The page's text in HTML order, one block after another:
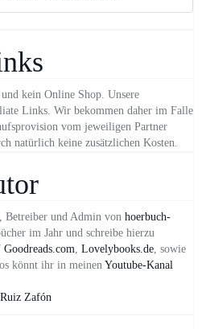
kein Online Shop. Unsere
Links. Wir bekommen daher im Falle
vom jeweiligen Partner
natürlich keine zusätzlichen Kosten.
Betreiber und Admin von hoerbuch-
im Jahr und schreibe hierzu
Goodreads.com Lovelybooks.de , sowie
könnt ihr in meinen Youtube-Kanal
Zafón